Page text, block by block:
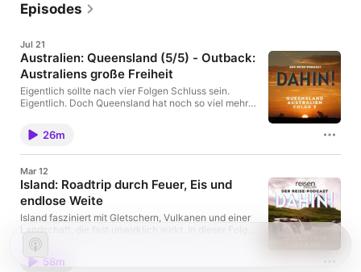
reisen EXCLUSIV ist eines der führenden Reisemagazine für
Jahren. Und in diesem bewegten Reiseleben haben wir schon
das ein oder andere Abenteuer erfahren dürfen. Jetzt lassen
wir euch daran teilhaben.
Episodes
Jul 21
Australien: Queensland (5/5) - Outback:
Australiens große Freiheit
Eigentlich sollte nach vier Folgen Schluss sein.
Eigentlich. Doch Queensland hat noch so viel mehr
Bonusfolge mit ins Outback: endlose Weite,
spektakuläre Sternenhimmel, Dinosaurierfossilien,
authentische Farmen und Menschen, die ihre Heimat
26m
Mar 12
Island: Roadtrip durch Feuer, Eis und
endlose Weite
Island fasziniert mit Gletschern, Vulkanen und einer
Landschaft, die fast unwirklich wirkt. In dieser Folge
von DAHIN – Der Reisepodcast von reisen
EXCLUSIV spricht Jan Malte Andresen mit Historiker
und Autor Dr. Martin Wein über die Magie des
58m